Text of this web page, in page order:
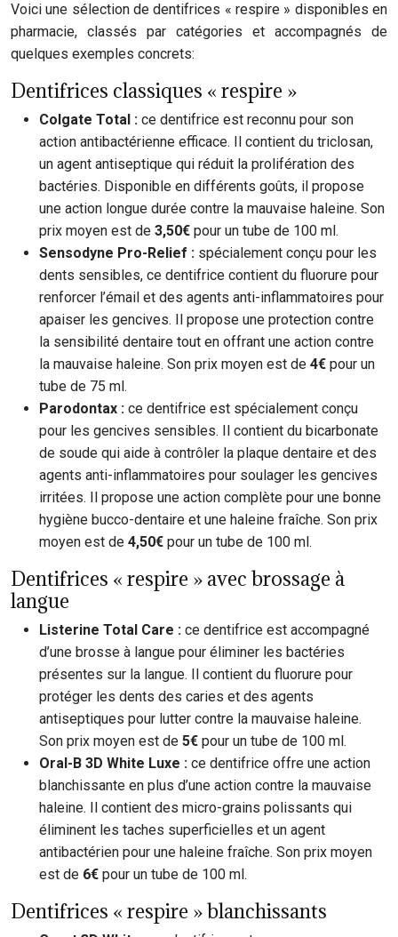
Voici une sélection de dentifrices « respire » disponibles en
pharmacie, classés par catégories et accompagnés de
quelques exemples concrets:
Dentifrices classiques « respire »
Colgate Total : ce dentifrice est reconnu pour son
action antibactérienne efficace. Il contient du triclosan,
un agent antiseptique qui réduit la prolifération des
bactéries. Disponible en différents goûts, il propose
une action longue durée contre la mauvaise haleine. Son
prix moyen est de 3,50€ pour un tube de 100 ml.
Sensodyne Pro-Relief : spécialement conçu pour les
dents sensibles, ce dentifrice contient du fluorure pour
renforcer l’émail et des agents anti-inflammatoires pour
apaiser les gencives. Il propose une protection contre
la sensibilité dentaire tout en offrant une action contre
la mauvaise haleine. Son prix moyen est de 4€ pour un
tube de 75 ml.
Parodontax : ce dentifrice est spécialement conçu
pour les gencives sensibles. Il contient du bicarbonate
de soude qui aide à contrôler la plaque dentaire et des
agents anti-inflammatoires pour soulager les gencives
irritées. Il propose une action complète pour une bonne
hygiène bucco-dentaire et une haleine fraîche. Son prix
moyen est de 4,50€ pour un tube de 100 ml.
Dentifrices « respire » avec brossage à
langue
Listerine Total Care : ce dentifrice est accompagné
d’une brosse à langue pour éliminer les bactéries
présentes sur la langue. Il contient du fluorure pour
protéger les dents des caries et des agents
antiseptiques pour lutter contre la mauvaise haleine.
Son prix moyen est de 5€ pour un tube de 100 ml.
Oral-B 3D White Luxe : ce dentifrice offre une action
blanchissante en plus d’une action contre la mauvaise
haleine. Il contient des micro-grains polissants qui
éliminent les taches superficielles et un agent
antibactérien pour une haleine fraîche. Son prix moyen
est de 6€ pour un tube de 100 ml.
Dentifrices « respire » blanchissants